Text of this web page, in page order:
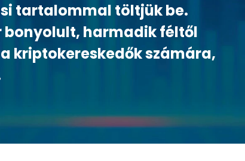
tartalommal töltjük be.
bonyolult, harmadik féltől
kriptokereskedők számára,